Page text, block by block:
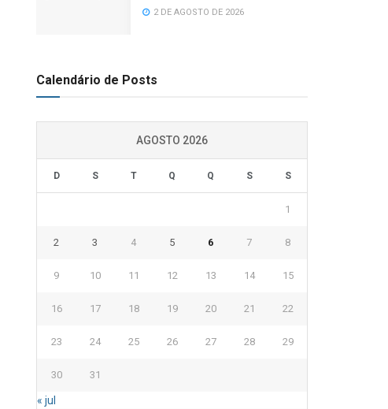
2 DE AGOSTO DE 2026
Calendário de Posts
AGOSTO 2026
D S T Q Q S S
1
2 3 4 5 6 7 8
9 10 11 12 13 14 15
16 17 18 19 20 21 22
23 24 25 26 27 28 29
30 31
« jul